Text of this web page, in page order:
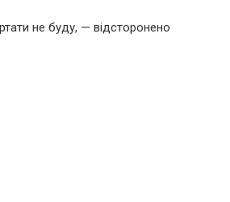
не буду, — відсторонено